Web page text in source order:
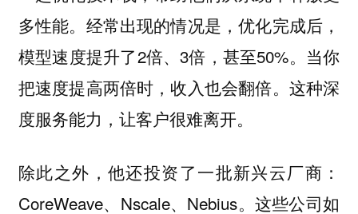
多性能。经常出现的情况是，优化完成后，
模型速度提升了2倍、3倍，甚至50%。当你
把速度提高两倍时，收入也会翻倍。这种深
度服务能力，让客户很难离开。
除此之外，他还投资了一批新兴云厂商：
CoreWeave、Nscale、Nebius。这些公司如